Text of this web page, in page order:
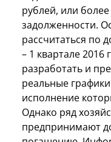
рублей, или
задолженности.
рассчитаться по
– 1 квартале
разработать и
реальные
исполнение
Однако ряд
предпринимают